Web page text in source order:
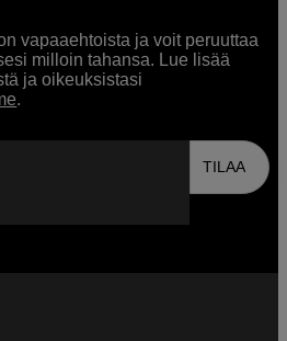
vapaaehtoista ja voit peruuttaa
milloin tahansa. Lue lisää
ja oikeuksistasi
.
TILAA